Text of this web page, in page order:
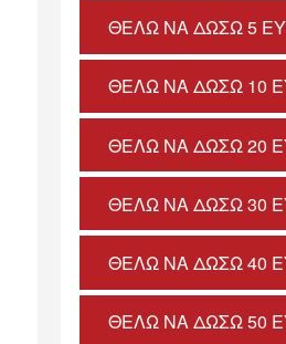
ΘΈΛΩ ΝΑ ΔΏΣΩ 5
ΘΈΛΩ ΝΑ ΔΏΣΩ 10
ΘΈΛΩ ΝΑ ΔΏΣΩ 20
ΘΈΛΩ ΝΑ ΔΏΣΩ 30
ΘΈΛΩ ΝΑ ΔΏΣΩ 40
ΘΈΛΩ ΝΑ ΔΏΣΩ 50